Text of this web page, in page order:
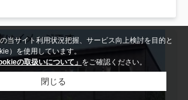
当サイト利用状況把握、サービス向上検討を目的と
）を使用しています。
の取扱いについて」 をご確認ください。
閉じる